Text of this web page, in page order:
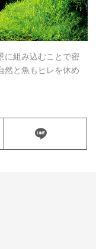
に組み込むことで密
然と魚もヒレを休め